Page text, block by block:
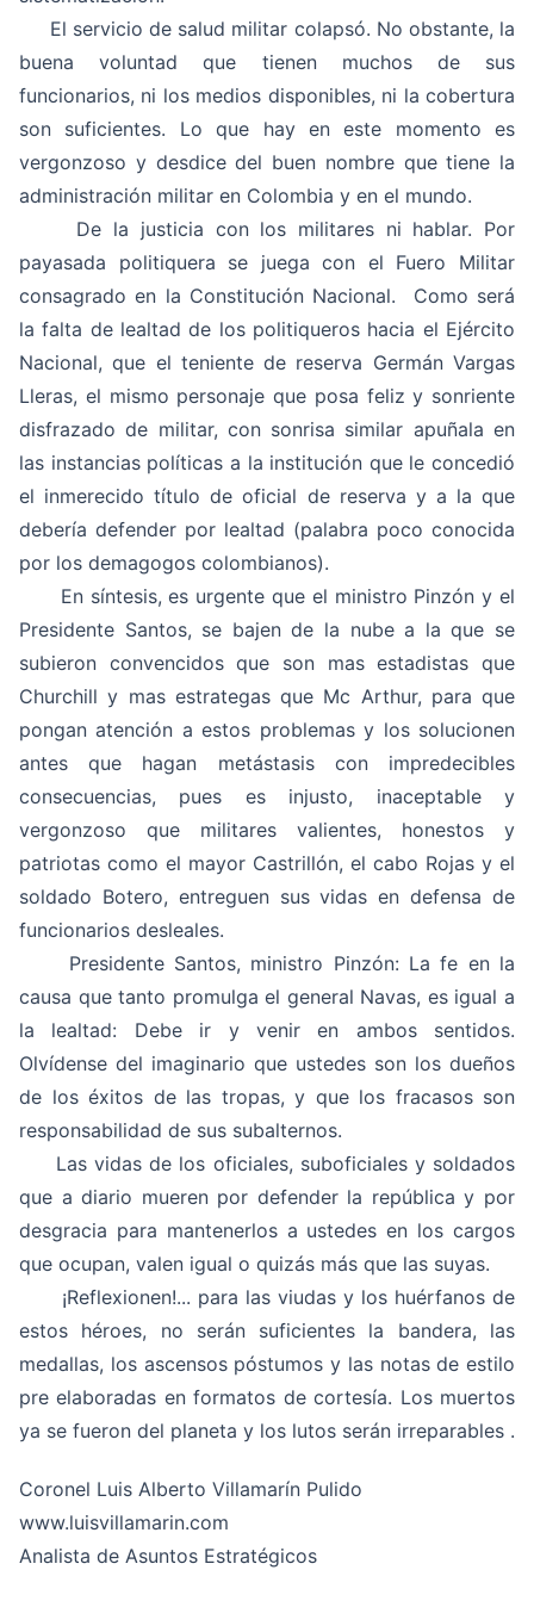
El servicio de salud militar colapsó. No obstante, la
buena voluntad que tienen muchos de sus
funcionarios, ni los medios disponibles, ni la cobertura
son suficientes. Lo que hay en este momento es
vergonzoso y desdice del buen nombre que tiene la
administración militar en Colombia y en el mundo.
De la justicia con los militares ni hablar. Por
payasada politiquera se juega con el Fuero Militar
consagrado en la Constitución Nacional. Como será
la falta de lealtad de los politiqueros hacia el Ejército
Nacional, que el teniente de reserva Germán Vargas
Lleras, el mismo personaje que posa feliz y sonriente
disfrazado de militar, con sonrisa similar apuñala en
las instancias políticas a la institución que le concedió
el inmerecido título de oficial de reserva y a la que
debería defender por lealtad (palabra poco conocida
por los demagogos colombianos).
En síntesis, es urgente que el ministro Pinzón y el
Presidente Santos, se bajen de la nube a la que se
subieron convencidos que son mas estadistas que
Churchill y mas estrategas que Mc Arthur, para que
pongan atención a estos problemas y los solucionen
antes que hagan metástasis con impredecibles
consecuencias, pues es injusto, inaceptable y
vergonzoso que militares valientes, honestos y
patriotas como el mayor Castrillón, el cabo Rojas y el
soldado Botero, entreguen sus vidas en defensa de
funcionarios desleales.
Presidente Santos, ministro Pinzón: La fe en la
causa que tanto promulga el general Navas, es igual a
la lealtad: Debe ir y venir en ambos sentidos.
Olvídense del imaginario que ustedes son los dueños
de los éxitos de las tropas, y que los fracasos son
responsabilidad de sus subalternos.
Las vidas de los oficiales, suboficiales y soldados
que a diario mueren por defender la república y por
desgracia para mantenerlos a ustedes en los cargos
que ocupan, valen igual o quizás más que las suyas.
¡Reflexionen!... para las viudas y los huérfanos de
estos héroes, no serán suficientes la bandera, las
medallas, los ascensos póstumos y las notas de estilo
pre elaboradas en formatos de cortesía. Los muertos
ya se fueron del planeta y los lutos serán irreparables .
Coronel Luis Alberto Villamarín Pulido
www.luisvillamarin.com
Analista de Asuntos Estratégicos